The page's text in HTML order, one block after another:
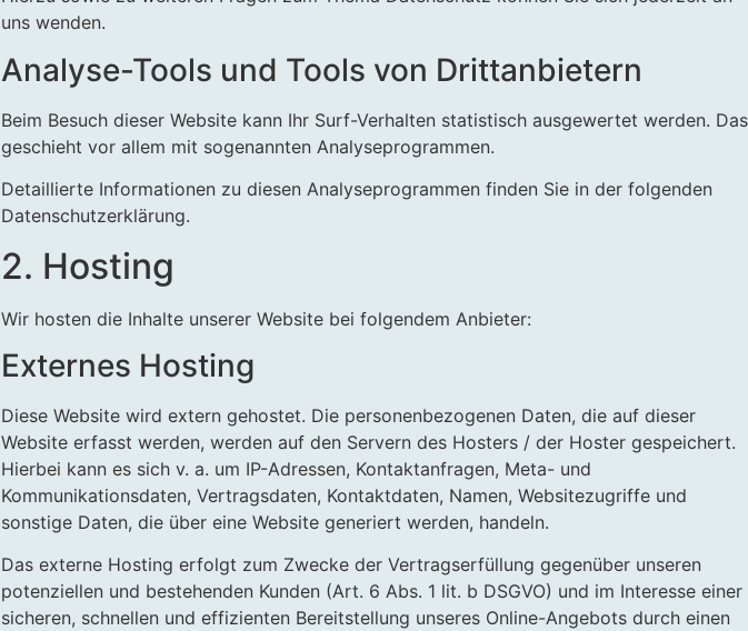
uns wenden.
Analyse-Tools und Tools von Dritt­anbietern
Beim Besuch dieser Website kann Ihr Surf-Verhalten statistisch ausgewertet werden. Das
geschieht vor allem mit sogenannten Analyseprogrammen.
Detaillierte Informationen zu diesen Analyseprogrammen finden Sie in der folgenden
Datenschutzerklärung.
2. Hosting
Wir hosten die Inhalte unserer Website bei folgendem Anbieter:
Externes Hosting
Diese Website wird extern gehostet. Die personenbezogenen Daten, die auf dieser
Website erfasst werden, werden auf den Servern des Hosters / der Hoster gespeichert.
Hierbei kann es sich v. a. um IP-Adressen, Kontaktanfragen, Meta- und
Kommunikationsdaten, Vertragsdaten, Kontaktdaten, Namen, Websitezugriffe und
sonstige Daten, die über eine Website generiert werden, handeln.
Das externe Hosting erfolgt zum Zwecke der Vertragserfüllung gegenüber unseren
potenziellen und bestehenden Kunden (Art. 6 Abs. 1 lit. b DSGVO) und im Interesse einer
sicheren, schnellen und effizienten Bereitstellung unseres Online-Angebots durch einen